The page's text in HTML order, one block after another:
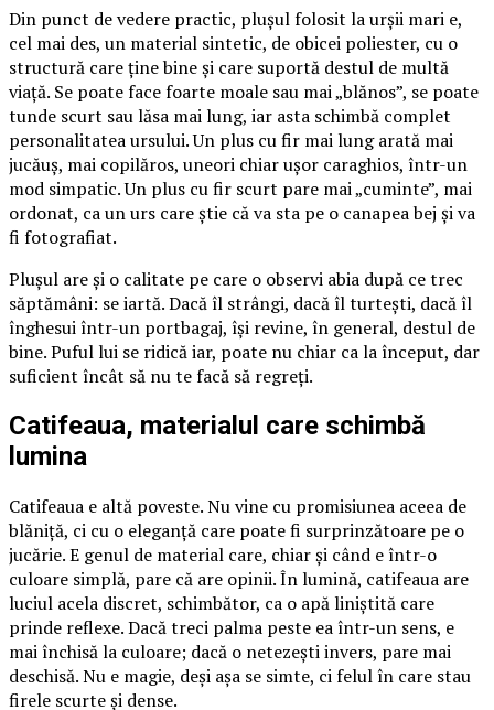
Din punct de vedere practic, plușul folosit la urșii mari e,
cel mai des, un material sintetic, de obicei poliester, cu o
structură care ține bine și care suportă destul de multă
viață. Se poate face foarte moale sau mai „blănos”, se poate
tunde scurt sau lăsa mai lung, iar asta schimbă complet
personalitatea ursului. Un plus cu fir mai lung arată mai
jucăuș, mai copilăros, uneori chiar ușor caraghios, într-un
mod simpatic. Un plus cu fir scurt pare mai „cuminte”, mai
ordonat, ca un urs care știe că va sta pe o canapea bej și va
fi fotografiat.
Plușul are și o calitate pe care o observi abia după ce trec
săptămâni: se iartă. Dacă îl strângi, dacă îl turtești, dacă îl
înghesui într-un portbagaj, își revine, în general, destul de
bine. Puful lui se ridică iar, poate nu chiar ca la început, dar
suficient încât să nu te facă să regreți.
Catifeaua, materialul care schimbă
lumina
Catifeaua e altă poveste. Nu vine cu promisiunea aceea de
blăniță, ci cu o eleganță care poate fi surprinzătoare pe o
jucărie. E genul de material care, chiar și când e într-o
culoare simplă, pare că are opinii. În lumină, catifeaua are
luciul acela discret, schimbător, ca o apă liniștită care
prinde reflexe. Dacă treci palma peste ea într-un sens, e
mai închisă la culoare; dacă o netezești invers, pare mai
deschisă. Nu e magie, deși așa se simte, ci felul în care stau
firele scurte și dense.